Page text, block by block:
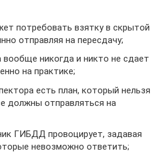
потребовать взятку в скрытой
отправляя на пересдачу;
вообще никогда и никто не сдает
на практике;
есть план, который нельзя
должны отправляться на
ГИБДД провоцирует, задавая
невозможно ответить;